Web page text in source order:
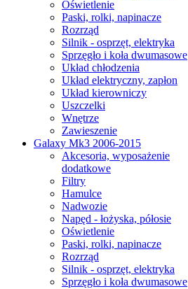
Oświetlenie
Paski, rolki, napinacze
Rozrząd
Silnik - osprzęt, elektryka
Sprzęgło i koła dwumasowe
Układ chłodzenia
Układ elektryczny, zapłon
Układ kierowniczy
Uszczelki
Wnętrze
Zawieszenie
Galaxy Mk3 2006-2015
Akcesoria, wyposażenie
dodatkowe
Filtry
Hamulce
Nadwozie
Napęd - łożyska, półosie
Oświetlenie
Paski, rolki, napinacze
Rozrząd
Silnik - osprzęt, elektryka
Sprzęgło i koła dwumasowe